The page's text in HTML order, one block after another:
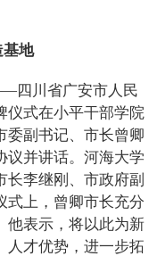
地
四川省广安市人民
仪式在小平干部学院
委副书记、市长曾卿
议并讲话。河海大学
李继刚、市政府副
式上，曾卿市长充分
他表示，将以此为新
人才优势，进一步拓